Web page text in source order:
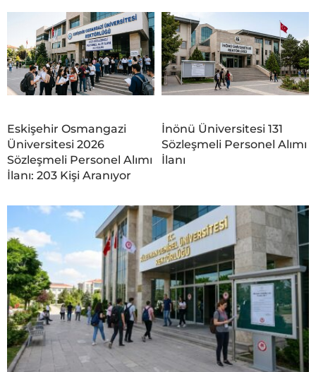
Eskişehir Osmangazi
Üniversitesi 2026
Sözleşmeli Personel Alımı
İlanı: 203 Kişi Aranıyor
İnönü Üniversitesi 131
Sözleşmeli Personel Alımı
İlanı